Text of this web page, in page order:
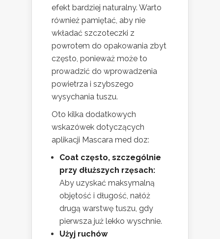
efekt bardziej naturalny. Warto
również pamiętać, aby nie
wkładać szczoteczki z
powrotem do opakowania zbyt
często, ponieważ może to
prowadzić do wprowadzenia
powietrza i szybszego
wysychania tuszu.
Oto kilka dodatkowych
wskazówek dotyczących
aplikacji Mascara med doz:
Coat często, szczególnie
przy dłuższych rzęsach:
Aby uzyskać maksymalną
objętość i długość, nałóż
drugą warstwę tuszu, gdy
pierwsza już lekko wyschnie.
Użyj ruchów